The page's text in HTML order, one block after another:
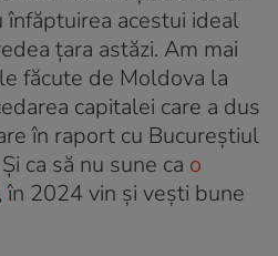
acestui ideal
țara astăzi. Am mai
făcute de Moldova la
capitalei care a dus
în raport cu Bucureștiul
ca să nu sune ca o
, în 2024 vin și vești bune